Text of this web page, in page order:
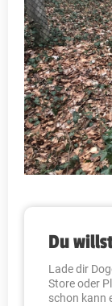
Du
Lade dir
Store oder
schon kann